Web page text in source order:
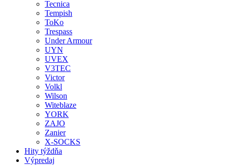
Tecnica
Tempish
ToKo
Trespass
Under Armour
UYN
UVEX
V3TEC
Victor
Volkl
Wilson
Witeblaze
YORK
ZAJO
Zanier
X-SOCKS
Hity týždňa
Výpredaj